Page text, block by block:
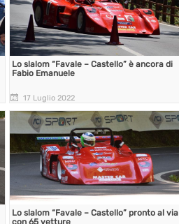
Lo slalom “Favale – Castello” è ancora di
Fabio Emanuele
17 Luglio 2022
Lo slalom “Favale – Castello” pronto al via
con 65 vetture